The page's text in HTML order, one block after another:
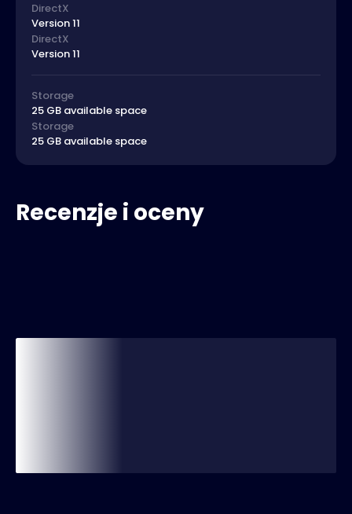
DirectX
Version 11
DirectX
Version 11
Storage
25 GB available space
Storage
25 GB available space
Recenzje i oceny